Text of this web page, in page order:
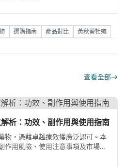
選購指南 產品對比 黃秋葵牡蠣
查看全部→
析：功效、副作用與使用指南
物，憑藉卓越療效獲廣泛認可。本
作用風險、使用注意事項及市場發